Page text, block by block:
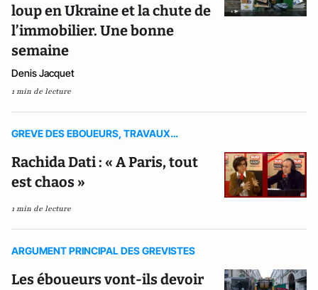
loup en Ukraine et la chute de
l’immobilier. Une bonne
semaine
Denis Jacquet
1 min de lecture
GREVE DES EBOUEURS, TRAVAUX…
Rachida Dati : « A Paris, tout
est chaos »
1 min de lecture
ARGUMENT PRINCIPAL DES GREVISTES
Les éboueurs vont-ils devoir